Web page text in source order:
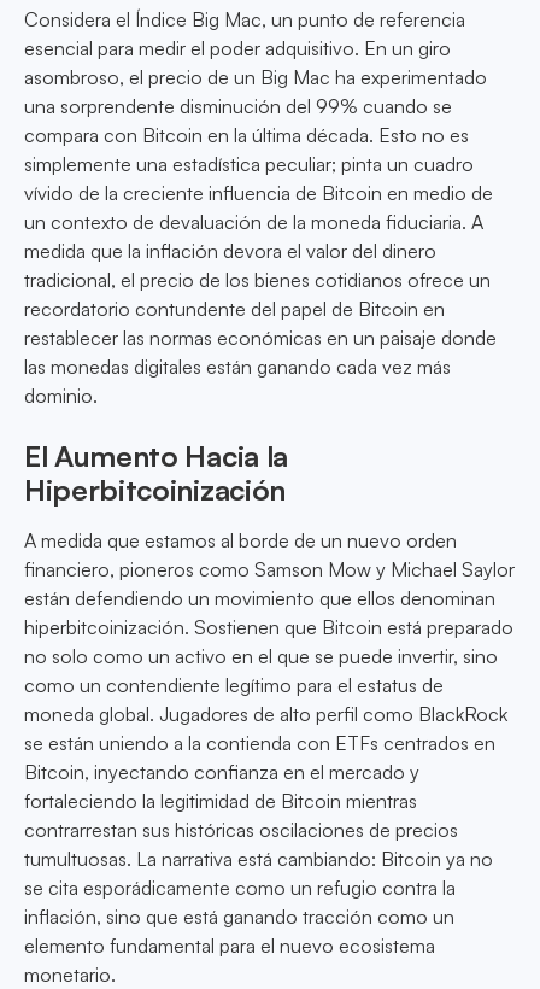
Considera el Índice Big Mac, un punto de referencia
esencial para medir el poder adquisitivo. En un giro
asombroso, el precio de un Big Mac ha experimentado
una sorprendente disminución del 99% cuando se
compara con Bitcoin en la última década. Esto no es
simplemente una estadística peculiar; pinta un cuadro
vívido de la creciente influencia de Bitcoin en medio de
un contexto de devaluación de la moneda fiduciaria. A
medida que la inflación devora el valor del dinero
tradicional, el precio de los bienes cotidianos ofrece un
recordatorio contundente del papel de Bitcoin en
restablecer las normas económicas en un paisaje donde
las monedas digitales están ganando cada vez más
dominio.
El Aumento Hacia la
Hiperbitcoinización
A medida que estamos al borde de un nuevo orden
financiero, pioneros como Samson Mow y Michael Saylor
están defendiendo un movimiento que ellos denominan
hiperbitcoinización. Sostienen que Bitcoin está preparado
no solo como un activo en el que se puede invertir, sino
como un contendiente legítimo para el estatus de
moneda global. Jugadores de alto perfil como BlackRock
se están uniendo a la contienda con ETFs centrados en
Bitcoin, inyectando confianza en el mercado y
fortaleciendo la legitimidad de Bitcoin mientras
contrarrestan sus históricas oscilaciones de precios
tumultuosas. La narrativa está cambiando: Bitcoin ya no
se cita esporádicamente como un refugio contra la
inflación, sino que está ganando tracción como un
elemento fundamental para el nuevo ecosistema
monetario.